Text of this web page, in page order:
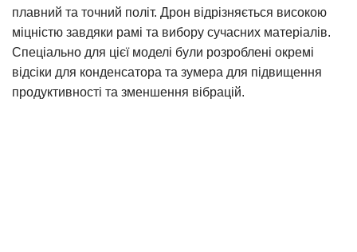
плавний та точний політ. Дрон відрізняється високою
міцністю завдяки рамі та вибору сучасних матеріалів.
Спеціально для цієї моделі були розроблені окремі
відсіки для конденсатора та зумера для підвищення
продуктивності та зменшення вібрацій.